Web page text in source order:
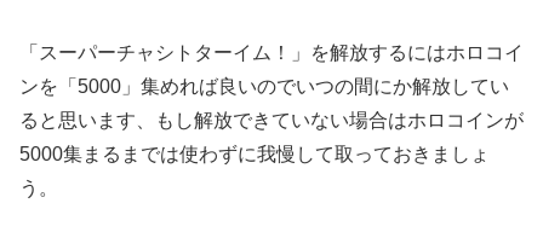
「スーパーチャシトターイム！」を解放するにはホロコイ
ンを「5000」集めれば良いのでいつの間にか解放してい
ると思います、もし解放できていない場合はホロコインが
5000集まるまでは使わずに我慢して取っておきましょ
う。